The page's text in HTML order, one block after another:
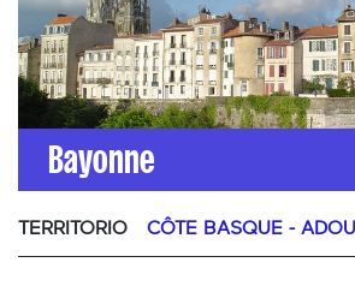
Bayonne
TERRITORIO CÔTE BASQUE -